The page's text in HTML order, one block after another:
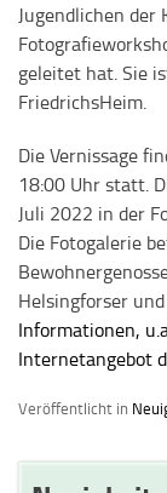
Jugendlichen
geleitet hat. Sie
FriedrichsHeim.
Die Vernissage
18:00 Uhr statt.
Juli 2022 in der
Die Fotogalerie
Helsingforser
Informationen,
Internetangebot
Veröffentlicht in